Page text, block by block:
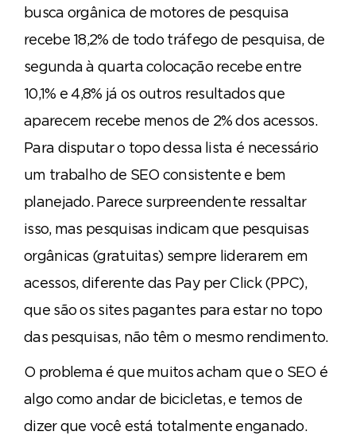
busca orgânica de motores de pesquisa
recebe 18,2% de todo tráfego de pesquisa, de
segunda à quarta colocação recebe entre
10,1% e 4,8% já os outros resultados que
aparecem recebe menos de 2% dos acessos.
Para disputar o topo dessa lista é necessário
um trabalho de SEO consistente e bem
planejado. Parece surpreendente ressaltar
isso, mas pesquisas indicam que pesquisas
orgânicas (gratuitas) sempre liderarem em
acessos, diferente das Pay per Click (PPC),
que são os sites pagantes para estar no topo
das pesquisas, não têm o mesmo rendimento.
O problema é que muitos acham que o SEO é
algo como andar de bicicletas, e temos de
dizer que você está totalmente enganado.